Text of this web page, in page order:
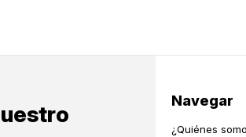
Navegar
¿Quiénes